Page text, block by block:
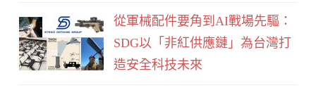
從軍械配件要角到AI戰場先驅：
SDG以「非紅供應鏈」為台灣打
造安全科技未來